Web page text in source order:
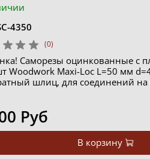
4350
(0)
Саморезы оцинкованные с
Woodwork Maxi-Loc L=50 мм
шлиц, для соединений на
Руб
В корзину